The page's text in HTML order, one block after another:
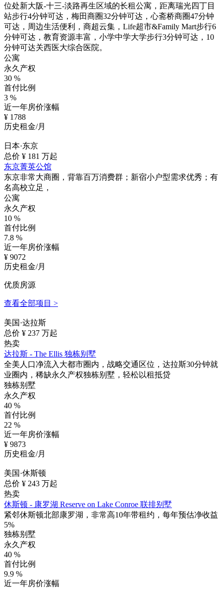
位处新大阪-十三-淡路再生区域的长租公寓，距离瑞光四丁目
站步行4分钟可达，梅田商圈32分钟可达，心斋桥商圈47分钟
可达，周边生活便利，商超云集，Life超市&Family Mart步行6
分钟可达，教育资源丰富，小学中学大学步行3分钟可达，10
分钟可达关西医大综合医院。
公寓
永久产权
30 %
首付比例
3 %
近一年房价涨幅
¥ 1788
历史租金/月
日本·东京
总价 ¥ 181 万起
东京菁英公馆
东京非常大商圈，背靠百万消费群；新宿小户型需求优秀；有
名高校立足，
公寓
永久产权
10 %
首付比例
7.8 %
近一年房价涨幅
¥ 9072
历史租金/月
优质房源
查看全部项目 >
美国·达拉斯
总价 ¥ 237 万起
热卖
达拉斯 - The Ellis 独栋别墅
全美人口净流入大都市圈内，战略交通区位，达拉斯30分钟就
业圈内，稀缺永久产权独栋别墅，轻松以租抵贷
独栋别墅
永久产权
40 %
首付比例
22 %
近一年房价涨幅
¥ 9873
历史租金/月
美国·休斯顿
总价 ¥ 243 万起
热卖
休斯顿 - 康罗湖 Reserve on Lake Conroe 联排别墅
紧邻休斯顿北部康罗湖，非常高10年带租约，每年预估净收益
5%
独栋别墅
永久产权
40 %
首付比例
9.9 %
近一年房价涨幅